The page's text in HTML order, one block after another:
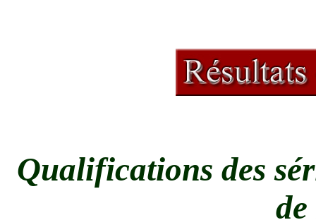
Qualifications des